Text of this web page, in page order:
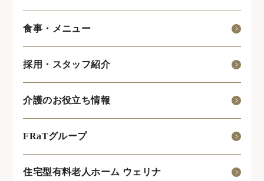
食事・メニュー
採用・スタッフ紹介
介護のお役立ち情報
FRaTグループ
住宅型有料老人ホーム ウェリナ